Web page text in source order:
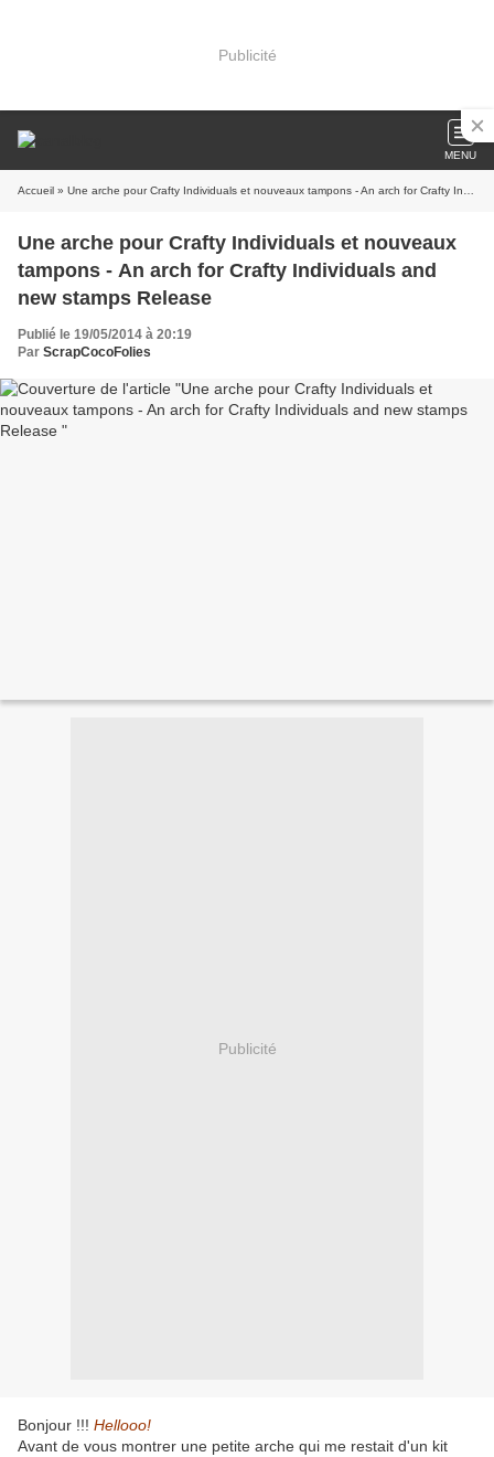
Publicité
MENU
Accueil » Une arche pour Crafty Individuals et nouveaux tampons - An arch for Crafty Individuals and new stamps Release
Une arche pour Crafty Individuals et nouveaux
tampons - An arch for Crafty Individuals and
new stamps Release
Publié le 19/05/2014 à 20:19
Par ScrapCocoFolies
Publicité
Bonjour !!! Hellooo!
Avant de vous montrer une petite arche qui me restait d'un kit